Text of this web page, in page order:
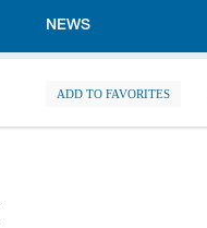
NEWS
ADD TO FAVORITES